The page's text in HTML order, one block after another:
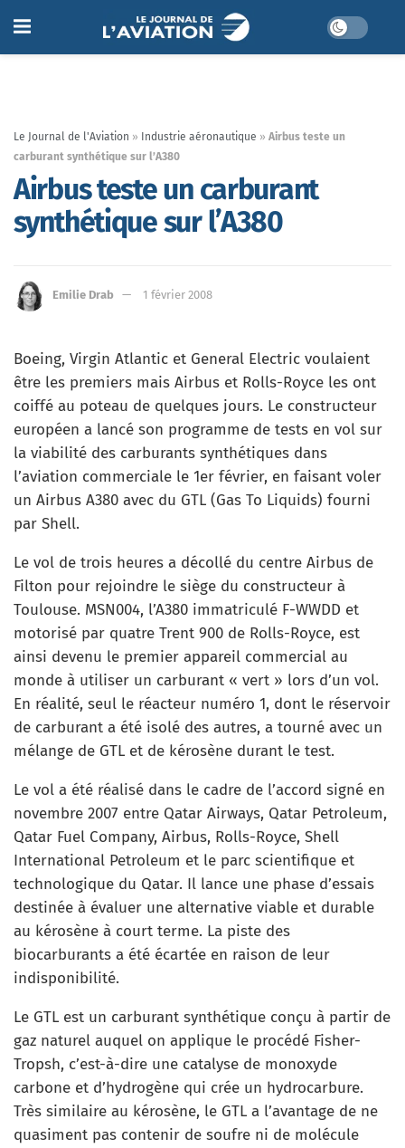
Le Journal de l'Aviation » Industrie aéronautique » Airbus teste un
carburant synthétique sur l’A380
Airbus teste un carburant
synthétique sur l’A380
Emilie Drab 1 février 2008
Boeing, Virgin Atlantic et General Electric voulaient
être les premiers mais Airbus et Rolls-Royce les ont
coiffé au poteau de quelques jours. Le constructeur
européen a lancé son programme de tests en vol sur
la viabilité des carburants synthétiques dans
l’aviation commerciale le 1er février, en faisant voler
un Airbus A380 avec du GTL (Gas To Liquids) fourni
par Shell.
Le vol de trois heures a décollé du centre Airbus de
Filton pour rejoindre le siège du constructeur à
Toulouse. MSN004, l’A380 immatriculé F-WWDD et
motorisé par quatre Trent 900 de Rolls-Royce, est
ainsi devenu le premier appareil commercial au
monde à utiliser un carburant « vert » lors d’un vol.
En réalité, seul le réacteur numéro 1, dont le réservoir
de carburant a été isolé des autres, a tourné avec un
mélange de GTL et de kérosène durant le test.
Le vol a été réalisé dans le cadre de l’accord signé en
novembre 2007 entre Qatar Airways, Qatar Petroleum,
Qatar Fuel Company, Airbus, Rolls-Royce, Shell
International Petroleum et le parc scientifique et
technologique du Qatar. Il lance une phase d’essais
destinée à évaluer une alternative viable et durable
au kérosène à court terme. La piste des
biocarburants a été écartée en raison de leur
indisponibilité.
Le GTL est un carburant synthétique conçu à partir de
gaz naturel auquel on applique le procédé Fisher-
Tropsh, c’est-à-dire une catalyse de monoxyde
carbone et d’hydrogène qui crée un hydrocarbure.
Très similaire au kérosène, le GTL a l’avantage de ne
quasiment pas contenir de soufre ni de molécule